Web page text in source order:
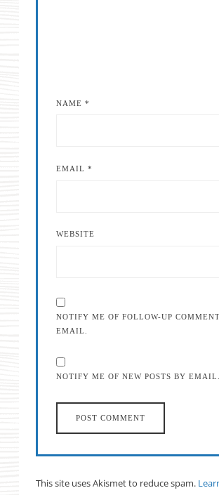
NAME *
EMAIL *
WEBSITE
NOTIFY ME OF FOLLOW-UP
EMAIL.
NOTIFY ME OF NEW POSTS BY EMAIL.
This site uses Akismet to reduce spam.